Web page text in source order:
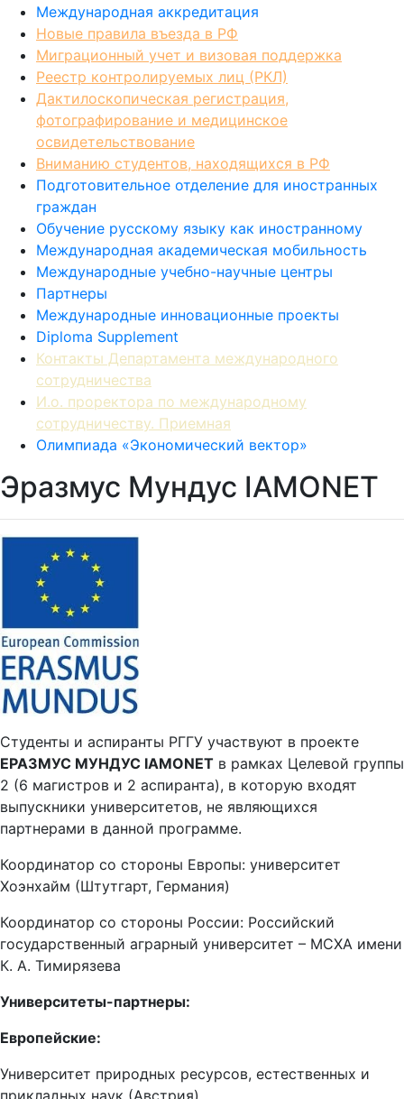
Новые правила въезда в РФ
Миграционный учет и визовая поддержка
Реестр контролируемых лиц (РКЛ)
Дактилоскопическая регистрация,
фотографирование и медицинское
освидетельствование
Вниманию студентов, находящихся в РФ
Подготовительное отделение для иностранных
граждан
Обучение русскому языку как иностранному
Международная академическая мобильность
Международные учебно-научные центры
Партнеры
Международные инновационные проекты
Diploma Supplement
Контакты Департамента международного
сотрудничества
И.о. проректора по международному
сотрудничеству. Приемная
Олимпиада «Экономический вектор»
Эразмус Мундус IAMONET
Студенты и аспиранты РГГУ участвуют в проекте
ЕРАЗМУС МУНДУС IAMONETв рамках Целевой группы
2 (6 магистров и 2 аспиранта), в которую входят
выпускники университетов, не являющихся
партнерами в данной программе.
Координатор со стороны Европы: университет
Хоэнхайм (Штутгарт, Германия)
Координатор со стороны России: Российский
государственный аграрный университет – МСХА имени
К. А. Тимирязева
Университеты-партнеры:
Европейские:
Университет природных ресурсов, естественных и
прикладных наук (Австрия)